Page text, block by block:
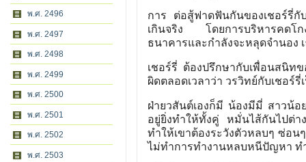
พ.ศ. 2496
พ.ศ. 2497
พ.ศ. 2498
พ.ศ. 2499
พ.ศ. 2500
พ.ศ. 2501
พ.ศ. 2502
พ.ศ. 2503
การ ต่อสู้ฟาดฟันกันของเชอร์รี่กั
เกินจริง โดยการบริหารคดโ
ธนาคารและกำลังจะหลุดจำนอง
เชอร์รี่ ต้องปรึกษากับเพื่อนสนิท
ผิดตลอดเวลาว่า วรวิทย์กับเชอร์
ฝ่ายวสันต์เองก็มี น้องมีมี่ สาวน้
อยู่ยิ่งทำให้ทั้งคู่ หมั่นไส้กันไปต่
ทำให้เขาต้องระวังตัวหลบๆ ซ่อน
ไม่ทำการทำงานหลบหนีปัญหา ท